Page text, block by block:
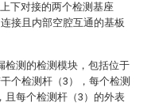
下对接的两个检测基座
接且内部空腔互通的基板
检测的检测模块，包括位于
个检测杆（3），每个检测
且每个检测杆（3）的外表